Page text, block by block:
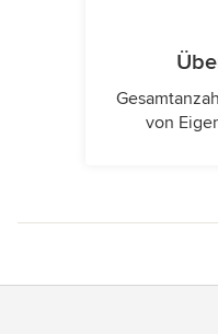
von